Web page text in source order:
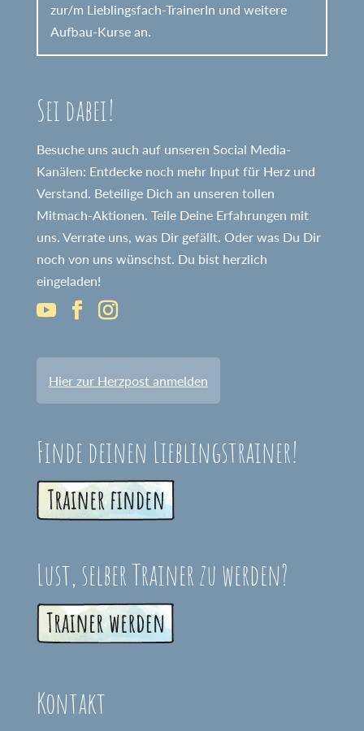
zur/m Lieblingsfach-TrainerIn und weitere
Aufbau-Kurse an.
Sei dabei!
Besuche uns auch auf unseren Social Media-
Kanälen: Entdecke noch mehr Input für Herz und
Verstand. Beteilige Dich an unseren tollen
Mitmach-Aktionen. Teile Deine Erfahrungen mit
uns. Verrate uns, was Dir gefällt. Oder was Du Dir
noch von uns wünschst. Du bist herzlich
eingeladen!
Hier zur Herzpost anmelden
Finde deinen Lieblingstrainer!
Lust, selber Trainer zu werden?
Kontakt